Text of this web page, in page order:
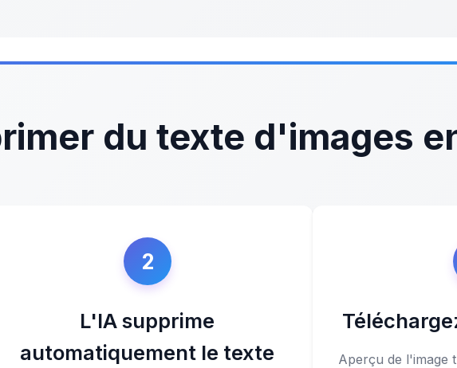
du texte d'images
2
L'IA supprime
automatiquement le texte
Aperçu de l'image